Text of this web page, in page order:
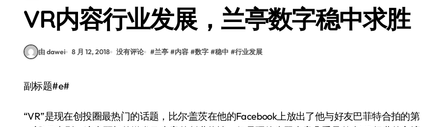
三星Galaxy Z TriFold三折叠，售后护航畅享未来屏界新体验！
VR内容行业发展，兰亭数字稳中求胜
由 dawei 8 月 12, 2018 没有评论 #兰亭 #内容 #数字 #稳中 #行业发展
副标题#e#
“VR”是现在创投圈最热门的话题，比尔·盖茨在他的Facebook上放出了他与好友巴菲特合拍的第